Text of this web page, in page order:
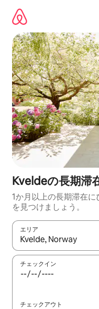
Kveldeの長期滞
1か月以上の長期滞在
を見つけましょう。
エリア
検索結果が表示された
チェックイン
チェックアウト